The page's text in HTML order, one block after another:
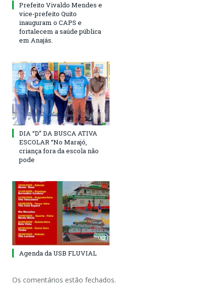
Prefeito Vivaldo Mendes e
vice-prefeito Quito
inauguram o CAPS e
fortalecem a saúde pública
em Anajás.
DIA “D” DA BUSCA ATIVA
ESCOLAR “No Marajó,
criança fora da escola não
pode
Agenda da USB FLUVIAL
Os comentários estão fechados.